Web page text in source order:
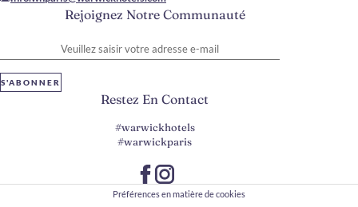
Rejoignez Notre Communauté
S'ABONNER
Restez En Contact
#warwickhotels
#warwickparis
Préférences en matière de cookies